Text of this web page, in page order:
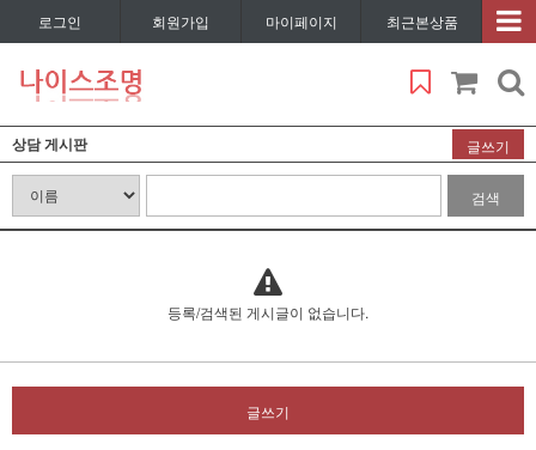
로그인 회원가입 마이페이지 최근본상품
상담 게시판 글쓰기
검색
등록/검색된 게시글이 없습니다.
글쓰기